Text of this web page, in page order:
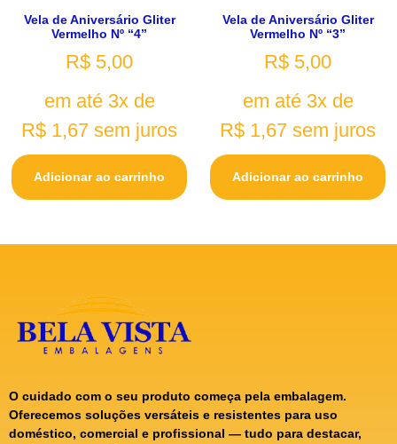
Vela de Aniversário Gliter
Vermelho Nº “4”
R$ 5,00
em até 3x de
R$ 1,67 sem juros
Adicionar ao carrinho
Vela de Aniversário Gliter
Vermelho Nº “3”
R$ 5,00
em até 3x de
R$ 1,67 sem juros
Adicionar ao carrinho
O cuidado com o seu produto começa pela embalagem.
Oferecemos soluções versáteis e resistentes para uso
doméstico, comercial e profissional — tudo para destacar,